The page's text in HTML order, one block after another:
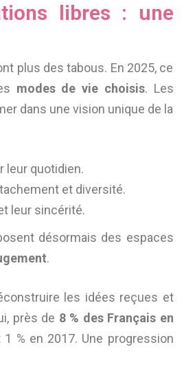
libres : une
plus des tabous. En 2025, ce
modes de vie choisis. Les
dans une vision unique de la
leur quotidien.
et diversité.
leur sincérité.
désormais des espaces
.
les idées reçues et
près de 8 % des Français en
% en 2017. Une progression